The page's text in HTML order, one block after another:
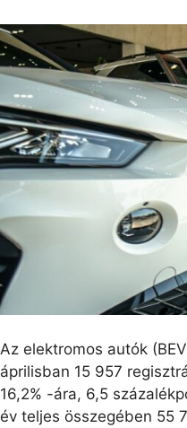
Az elektromos autók
áprilisban 15 957
16,2% -ára, 6,5
év teljes összegében 55